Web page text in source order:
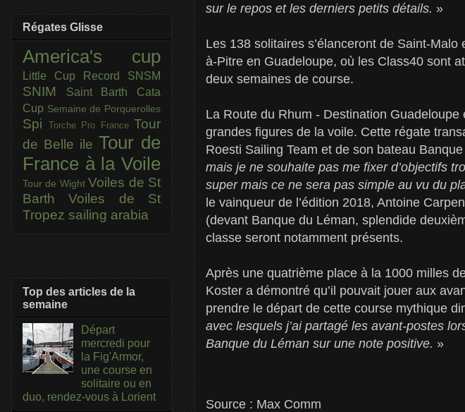
sur le repos et les derniers petits détails. »
Les 138 solitaires s’élanceront de Saint-
à-Pitre en Guadeloupe, où les Class40 sont
deux semaines de course.
La Route du Rhum - Destination
grandes figures de la voile. Cette régate
Roesti Sailing Team et de son bateau
mais je ne souhaite pas me fixer d’objectifs
super mais ce ne sera pas simple au vu du
le vainqueur de l’édition 2018, Antoine
(devant Banque du Léman, splendide
classe seront notamment présents.
Après une quatrième place à la 1000 milles
Koster a démontré qu’il pouvait jouer aux
prendre le départ de cette course mythique
avec lesquels j’ai partagé les avant-postes
Banque du Léman sur une note positive. »
Source : Max Comm
Régates Glisse
America's cup
Little Cup Record SNSM
SNIM
Saint Barth Cata
Cup Semaine de Porquerolles
Spi Torche Pro France Tour
de Belle ile Tour de
France à la Voile
Tour de Wight Voiles de St
BarthVoiles de St
Tropez sailing arabia
Top des articles de la
semaine
Départ
mercredi pour
la Fig'Armor,
une course en
solitaire ou en
duo, rendez-vous à Lorient